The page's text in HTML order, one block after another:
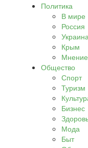
Политика
В мире
Россия
Крым
Мнение
Общество
Спорт
Туризм
Бизнес
Мода
Быт